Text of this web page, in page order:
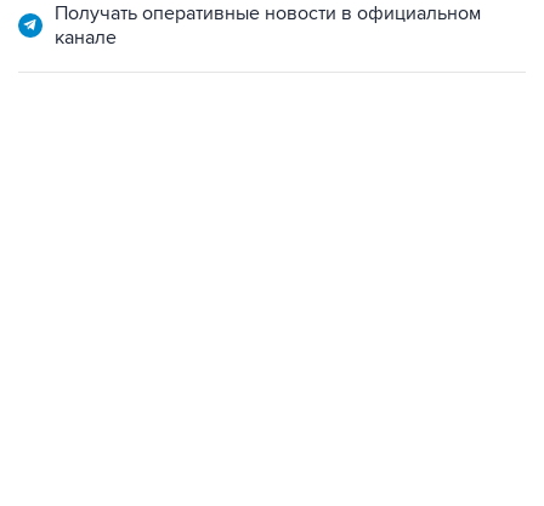
Получать оперативные новости в официальном
канале